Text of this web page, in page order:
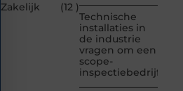
Zakelijk
(12 )
Technische
installaties in
de industrie
vragen om een
scope-
inspectiebedrijf